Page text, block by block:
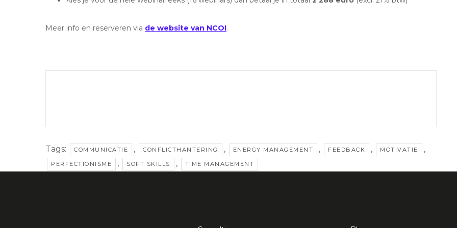
Meer info en reserveren via de website van NCOI.
Tags: COMMUNICATIE , CONFLICTHANTERING , ENERGY MANAGEMENT , FEEDBACK , MOTIVATIE ,
PERFECTIONISME , SOFT SKILLS , TIME MANAGEMENT